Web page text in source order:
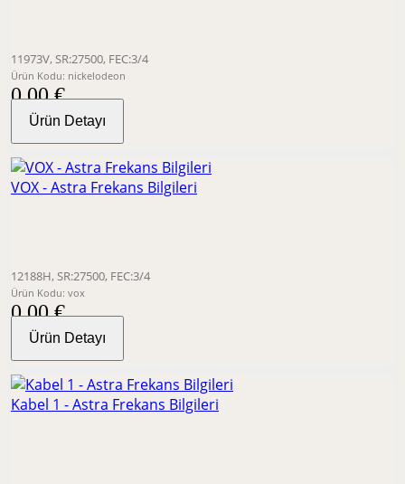
11973V, SR:27500, FEC:3/4
Ürün Kodu: nickelodeon
0,00 €
Ürün Detayı
VOX - Astra Frekans Bilgileri
12188H, SR:27500, FEC:3/4
Ürün Kodu: vox
0,00 €
Ürün Detayı
Kabel 1 - Astra Frekans Bilgileri